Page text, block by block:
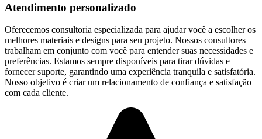
Atendimento personalizado
Oferecemos consultoria especializada para ajudar você a escolher os
melhores materiais e designs para seu projeto. Nossos consultores
trabalham em conjunto com você para entender suas necessidades e
preferências. Estamos sempre disponíveis para tirar dúvidas e
fornecer suporte, garantindo uma experiência tranquila e satisfatória.
Nosso objetivo é criar um relacionamento de confiança e satisfação
com cada cliente.